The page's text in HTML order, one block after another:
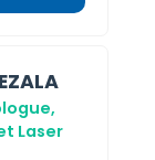
Laser